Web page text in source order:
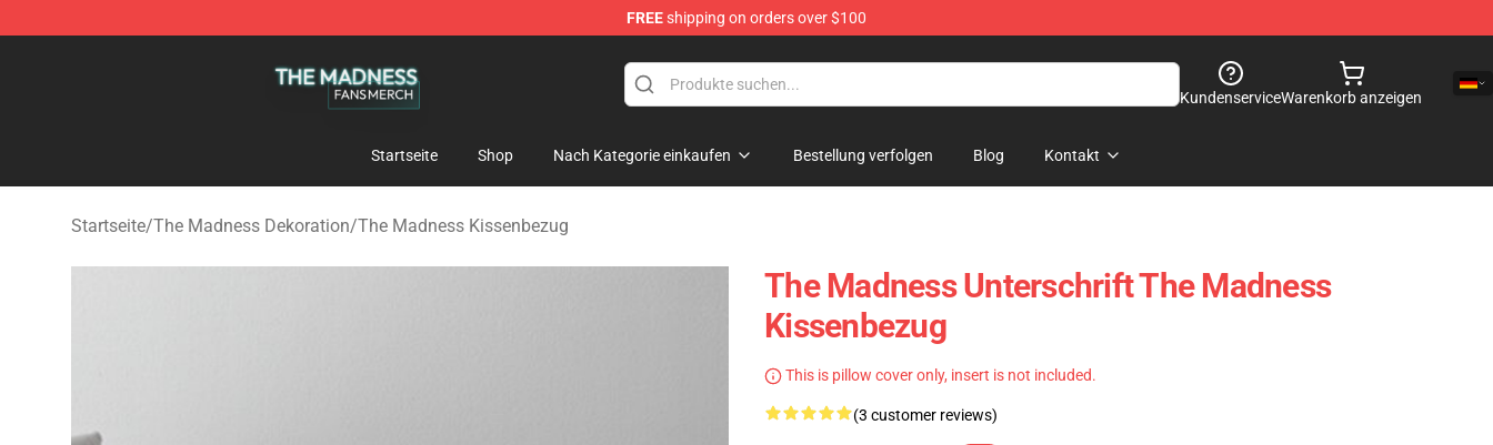
FREEshipping on orders over $100
KundenserviceWarenkorb anzeigen
Startseite Shop Nach Kategorie einkaufen Bestellung verfolgen Blog Kontakt
Startseite/The Madness Dekoration/The Madness Kissenbezug
The Madness Unterschrift The Madness
Kissenbezug
This is pillow cover only, insert is not included.
(3 customer reviews)